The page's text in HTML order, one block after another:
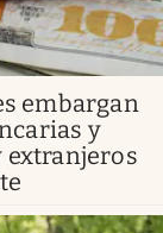
embargan
y
extranjeros